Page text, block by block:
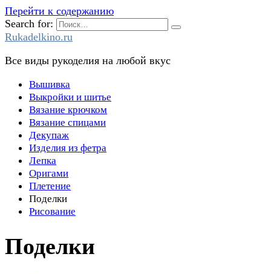
Перейти к содержанию
Search for:
Rukadelkino.ru
Все виды рукоделия на любой вкус
Вышивка
Выкройки и шитье
Вязание крючком
Вязание спицами
Декупаж
Изделия из фетра
Лепка
Оригами
Плетение
Поделки
Рисование
Поделки